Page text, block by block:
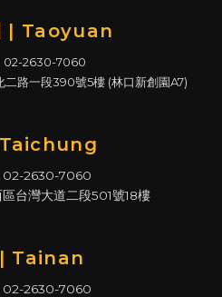
| Taoyuan
02-2630-7060
路一段390號5樓 (林口新創園A7)
02-2630-7060
台灣大道二段501號18樓
Tainan
02-2630-7060